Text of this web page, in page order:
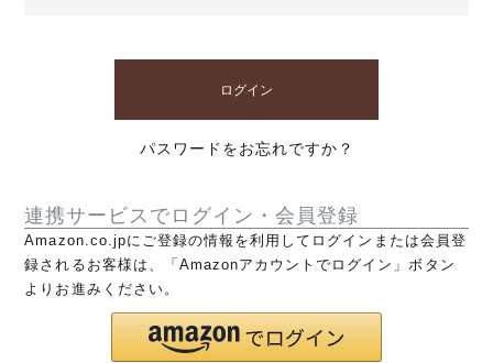
ログイン
パスワードをお忘れですか？
連携サービスでログイン・会員登録
Amazon.co.jpにご登録の情報を利用してログインまたは会員登
録されるお客様は、「Amazonアカウントでログイン」ボタン
よりお進みください。